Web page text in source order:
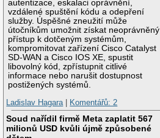
autentizace, eskalaci oprávnění,
vzdálené spuštění kódu a odepření
služby. Úspěšné zneužití může
útočníkům umožnit získat neoprávněný
přístup k dotčeným systémům,
kompromitovat zařízení Cisco Catalyst
SD-WAN a Cisco IOS XE, spustit
libovolný kód, zpřístupnit citlivé
informace nebo narušit dostupnost
postižených systémů.
Ladislav Hagara| Komentářů: 2
Soud nařídil firmě Meta zaplatit 567
milionů USD kvůli újmě způsobené